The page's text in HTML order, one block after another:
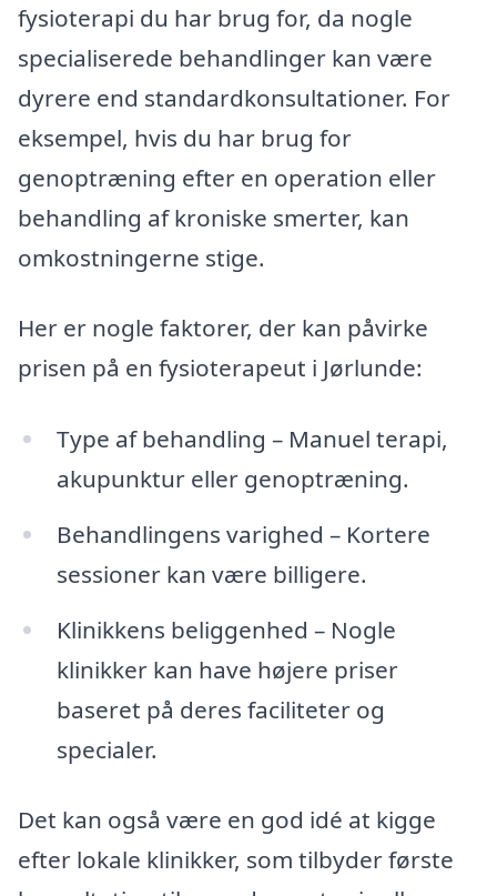
fysioterapi du har brug for, da nogle
specialiserede behandlinger kan være
dyrere end standardkonsultationer. For
eksempel, hvis du har brug for
genoptræning efter en operation eller
behandling af kroniske smerter, kan
omkostningerne stige.
Her er nogle faktorer, der kan påvirke
prisen på en fysioterapeut i Jørlunde:
Type af behandling – Manuel terapi,
akupunktur eller genoptræning.
Behandlingens varighed – Kortere
sessioner kan være billigere.
Klinikkens beliggenhed – Nogle
klinikker kan have højere priser
baseret på deres faciliteter og
specialer.
Det kan også være en god idé at kigge
efter lokale klinikker, som tilbyder første